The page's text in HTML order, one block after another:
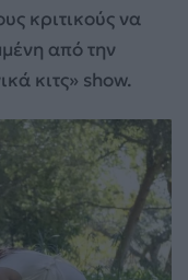
κριτικούς να
από την
κιτς» show.